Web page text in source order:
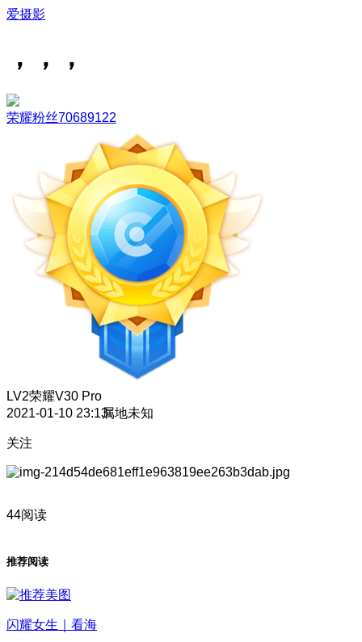
爱摄影
，，，
荣耀粉丝70689122
LV2荣耀V30 Pro
2021-01-10 23:13属地未知
关注
44阅读
推荐阅读
闪耀女生｜看海